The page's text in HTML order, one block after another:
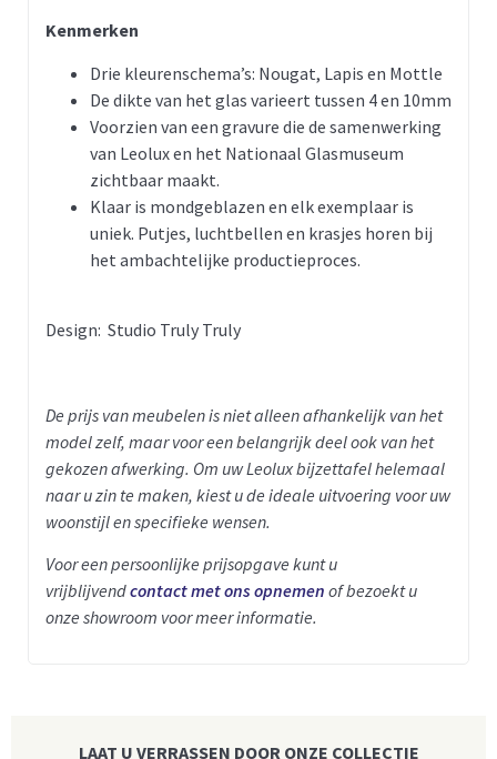
Kenmerken
Drie kleurenschema’s: Nougat, Lapis en Mottle
De dikte van het glas varieert tussen 4 en 10mm
Voorzien van een gravure die de samenwerking
van Leolux en het Nationaal Glasmuseum
zichtbaar maakt.
Klaar is mondgeblazen en elk exemplaar is
uniek. Putjes, luchtbellen en krasjes horen bij
het ambachtelijke productieproces.
Design: Studio Truly Truly
De prijs van meubelen is niet alleen afhankelijk van het
model zelf, maar voor een belangrijk deel ook van het
gekozen afwerking. Om uw Leolux bijzettafel helemaal
naar u zin te maken, kiest u de ideale uitvoering voor uw
woonstijl en specifieke wensen.
Voor een persoonlijke prijsopgave kunt u
vrijblijvendcontact met ons opnemen of bezoekt u
onze showroom voor meer informatie.
LAAT U VERRASSEN DOOR ONZE COLLECTIE